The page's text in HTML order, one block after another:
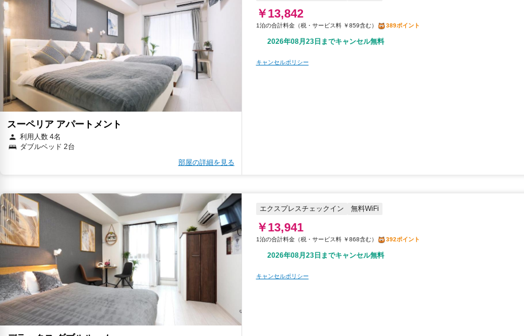
スーペリア アパートメント
利用人数 4名
ダブルベッド 2台
部屋の詳細を見る
￥13,842
税・サービス料 ￥859含む 389ポイント
2026年08月23日までキャンセル無料
キャンセルポリシー
エクスプレスチェックイン 無料WiFi
￥13,941
税・サービス料 ￥868含む 392ポイント
2026年08月23日までキャンセル無料
キャンセルポリシー